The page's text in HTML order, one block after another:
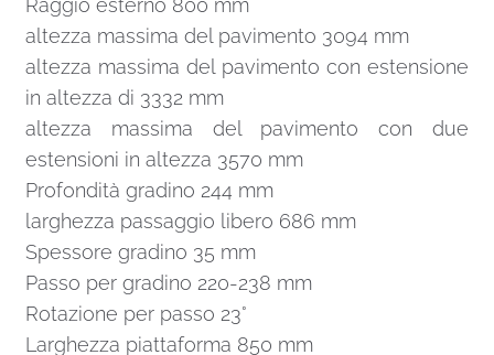
altezza massima del pavimento 3094 mm
altezza massima del pavimento con estensione
in altezza di 3332 mm
altezza massima del pavimento con due
estensioni in altezza 3570 mm
Profondità gradino 244 mm
larghezza passaggio libero 686 mm
Spessore gradino 35 mm
Passo per gradino 220-238 mm
Rotazione per passo 23°
Larghezza piattaforma 850 mm